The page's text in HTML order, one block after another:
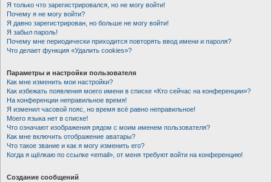
Я только что зарегистрировался, но не могу войти!
Почему я не могу войти?
Я давно зарегистрирован, но больше не могу войти!
Я забыл пароль!
Почему мне периодически приходится повторять ввод имени и пароля?
Что делает функция «Удалить cookies»?
Параметры и настройки пользователя
Как мне изменить мои настройки?
Как избежать появления моего имени в списке «Кто сейчас на конференции»?
На конференции неправильное время!
Я изменил часовой пояс, но время всё равно неправильное!
Моего языка нет в списке!
Что означают изображения рядом с моим именем пользователя?
Как мне включить отображение аватары?
Что такое звание и как я могу изменить его?
Когда я щёлкаю по ссылке «email», от меня требуют войти на конференцию!
Создание сообщений